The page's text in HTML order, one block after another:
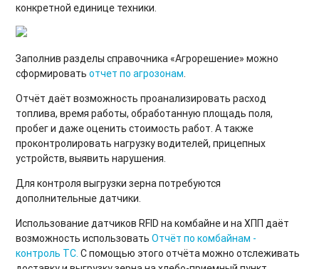
конкретной единице техники.
Заполнив разделы справочника «Агрорешение» можно
сформироватьотчет по агрозонам.
Отчёт даёт возможность проанализировать расход
топлива, время работы, обработанную площадь поля,
пробег и даже оценить стоимость работ. А также
проконтролировать нагрузку водителей, прицепных
устройств, выявить нарушения.
Для контроля выгрузки зерна потребуются
дополнительные датчики.
Использование датчиков RFID на комбайне и на ХПП даёт
возможность использоватьОтчёт по комбайнам -
контроль ТС. С помощью этого отчёта можно отслеживать